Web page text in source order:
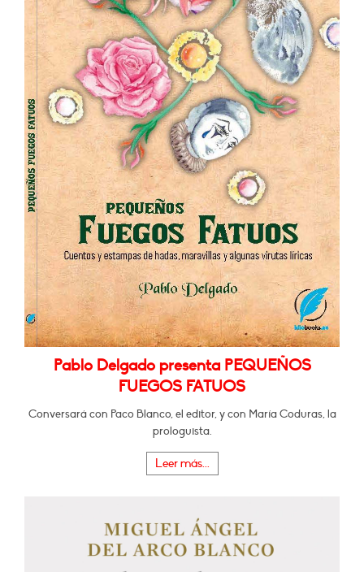
Pablo Delgado presenta PEQUEÑOS
FUEGOS FATUOS
Conversará con Paco Blanco, el editor, y con María Coduras, la
prologuista.
Leer más...